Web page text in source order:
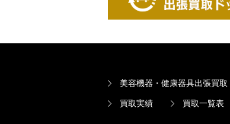
美容機器・健康器具出張買
買取実績 買取一覧表